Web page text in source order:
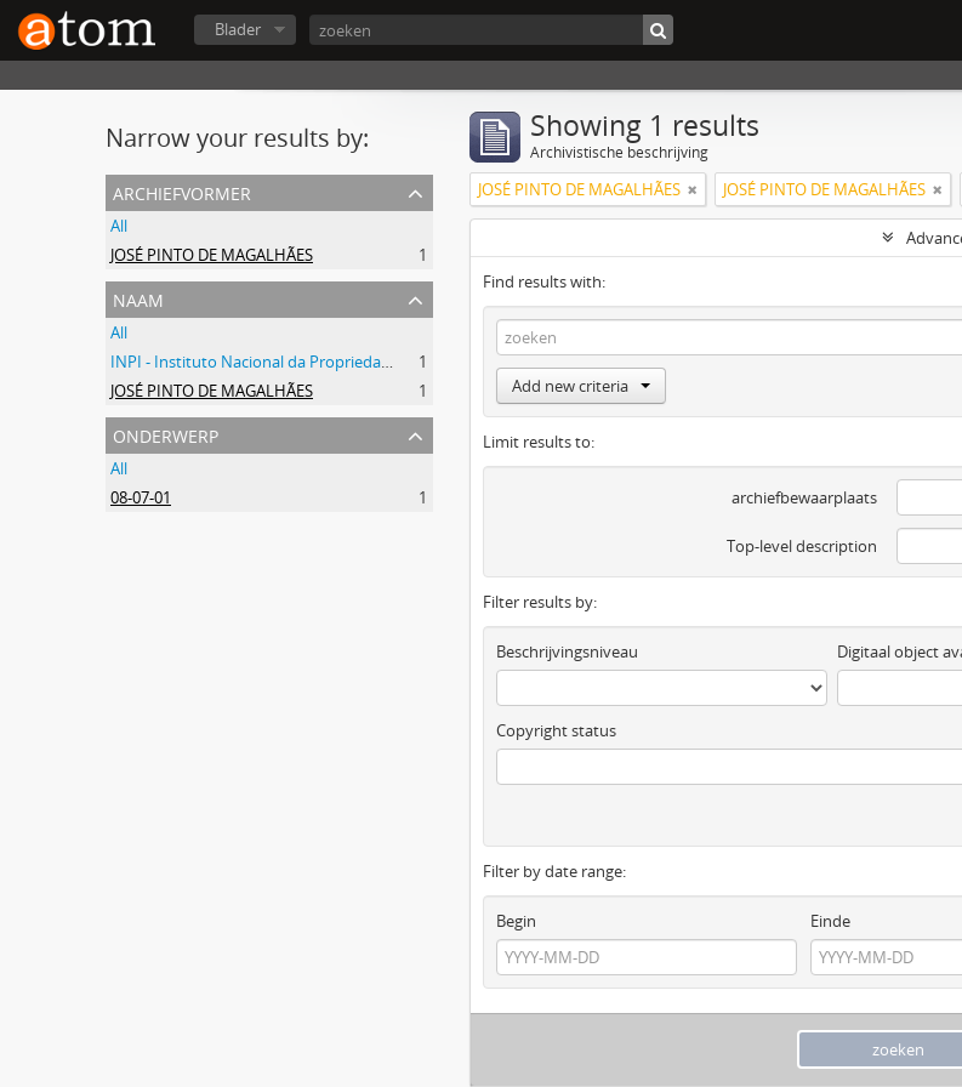
Blader
Narrow your results by:
archiefvormer
All
JOSÉ PINTO DE MAGALHÃES
1
naam
All
INPI - Instituto Nacional da Propriedade Industrial
1
JOSÉ PINTO DE MAGALHÃES
1
onderwerp
All
08-07-01
1
Showing 1 results
Archivistische beschrijving
JOSÉ PINTO DE MAGALHÃES JOSÉ PINTO DE MAGALHÃES
Find results with:
Add new criteria
Limit results to:
archiefbewaarplaats
Top-level description
Filter results by:
Beschrijvingsniveau Digitaal object
Copyright status
Filter by date range:
Begin
Einde